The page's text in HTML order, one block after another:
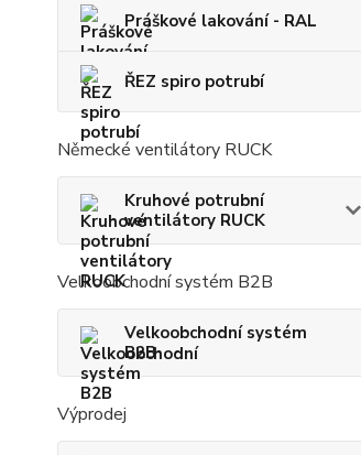
Práškové lakování - RAL
ŘEZ spiro potrubí
Německé ventilátory RUCK
Kruhové potrubní
ventilátory RUCK
Velkoobchodní systém B2B
Velkoobchodní systém
B2B
Výprodej